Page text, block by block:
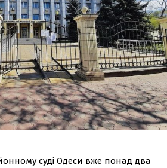
суді Одеси вже понад два